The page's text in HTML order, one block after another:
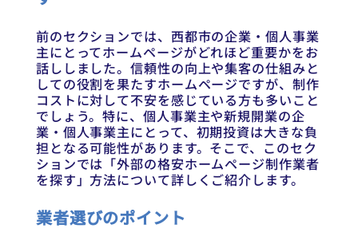
前のセクションでは、西都市の企業・個人事業
主にとってホームページがどれほど重要かをお
話ししました。信頼性の向上や集客の仕組みと
しての役割を果たすホームページですが、制作
コストに対して不安を感じている方も多いこと
でしょう。特に、個人事業主や新規開業の企
業・個人事業主にとって、初期投資は大きな負
担となる可能性があります。そこで、このセク
ションでは「外部の格安ホームページ制作業者
を探す」方法について詳しくご紹介します。
業者選びのポイント